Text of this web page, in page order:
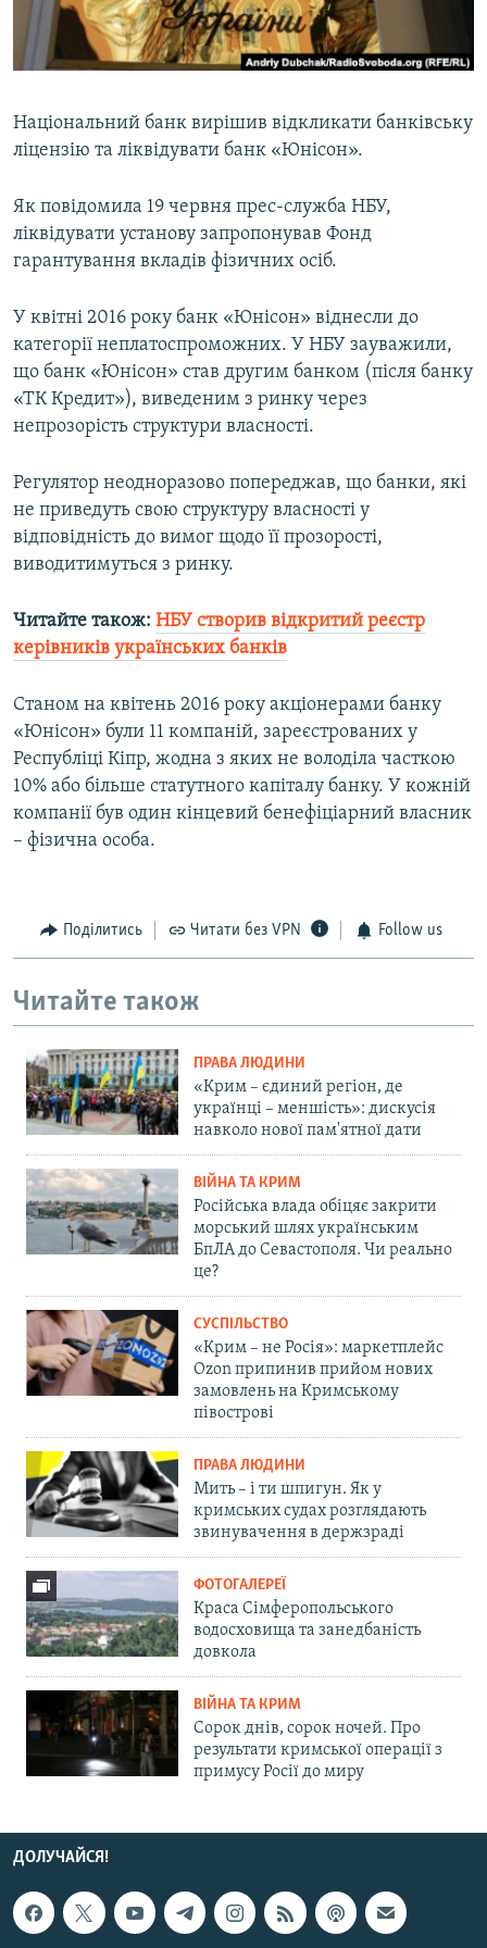
ВІДЕОУРОКИ «ELIFBE»
СВІДЧЕННЯ ОКУПАЦІЇ
Русский
Qırımtatar
ДОЛУЧАЙСЯ!
Усі сайти RFE/RL
Національний банк вирішив відкликати банківську
ліцензію та ліквідувати банк «Юнісон».
Як повідомила 19 червня прес-служба НБУ,
ліквідувати установу запропонував Фонд
гарантування вкладів фізичних осіб.
У квітні 2016 року банк «Юнісон» віднесли до
категорії неплатоспроможних. У НБУ зауважили,
що банк «Юнісон» став другим банком (після банку
«ТК Кредит»), виведеним з ринку через
непрозорість структури власності.
Регулятор неодноразово попереджав, що банки, які
не приведуть свою структуру власності у
відповідність до вимог щодо її прозорості,
виводитимуться з ринку.
Читайте також: НБУ створив відкритий реєстр
керівників українських банків
Станом на квітень 2016 року акціонерами банку
«Юнісон» були 11 компаній, зареєстрованих у
Республіці Кіпр, жодна з яких не володіла часткою
10% або більше статутного капіталу банку. У кожній
компанії був один кінцевий бенефіціарний власник
– фізична особа.
Поділитись Читати без VPN Follow us
Читайте також
ПРАВА ЛЮДИНИ
«Крим – єдиний регіон, де
українці – меншість»: дискусія
навколо нової пам'ятної дати
ВІЙНА ТА КРИМ
Російська влада обіцяє закрити
морський шлях українським
БпЛА до Севастополя. Чи реально
це?
СУСПІЛЬСТВО
«Крим – не Росія»: маркетплейс
Ozon припинив прийом нових
замовлень на Кримському
півострові
ПРАВА ЛЮДИНИ
Мить – і ти шпигун. Як у
кримських судах розглядають
звинувачення в держзраді
ФОТОГАЛЕРЕЇ
Краса Сімферопольського
водосховища та занедбаність
довкола
ВІЙНА ТА КРИМ
Сорок днів, сорок ночей. Про
результати кримської операції з
примусу Росії до миру
ДОЛУЧАЙСЯ!